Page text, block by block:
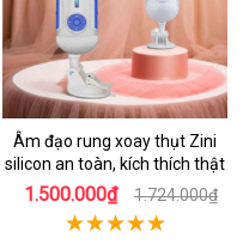
Âm đạo rung xoay thụt Zini
silicon an toàn, kích thích thật
1.500.000₫ 1.724.000₫